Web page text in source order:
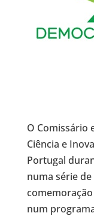
O Comissário
Ciência e
Portugal
numa série
num